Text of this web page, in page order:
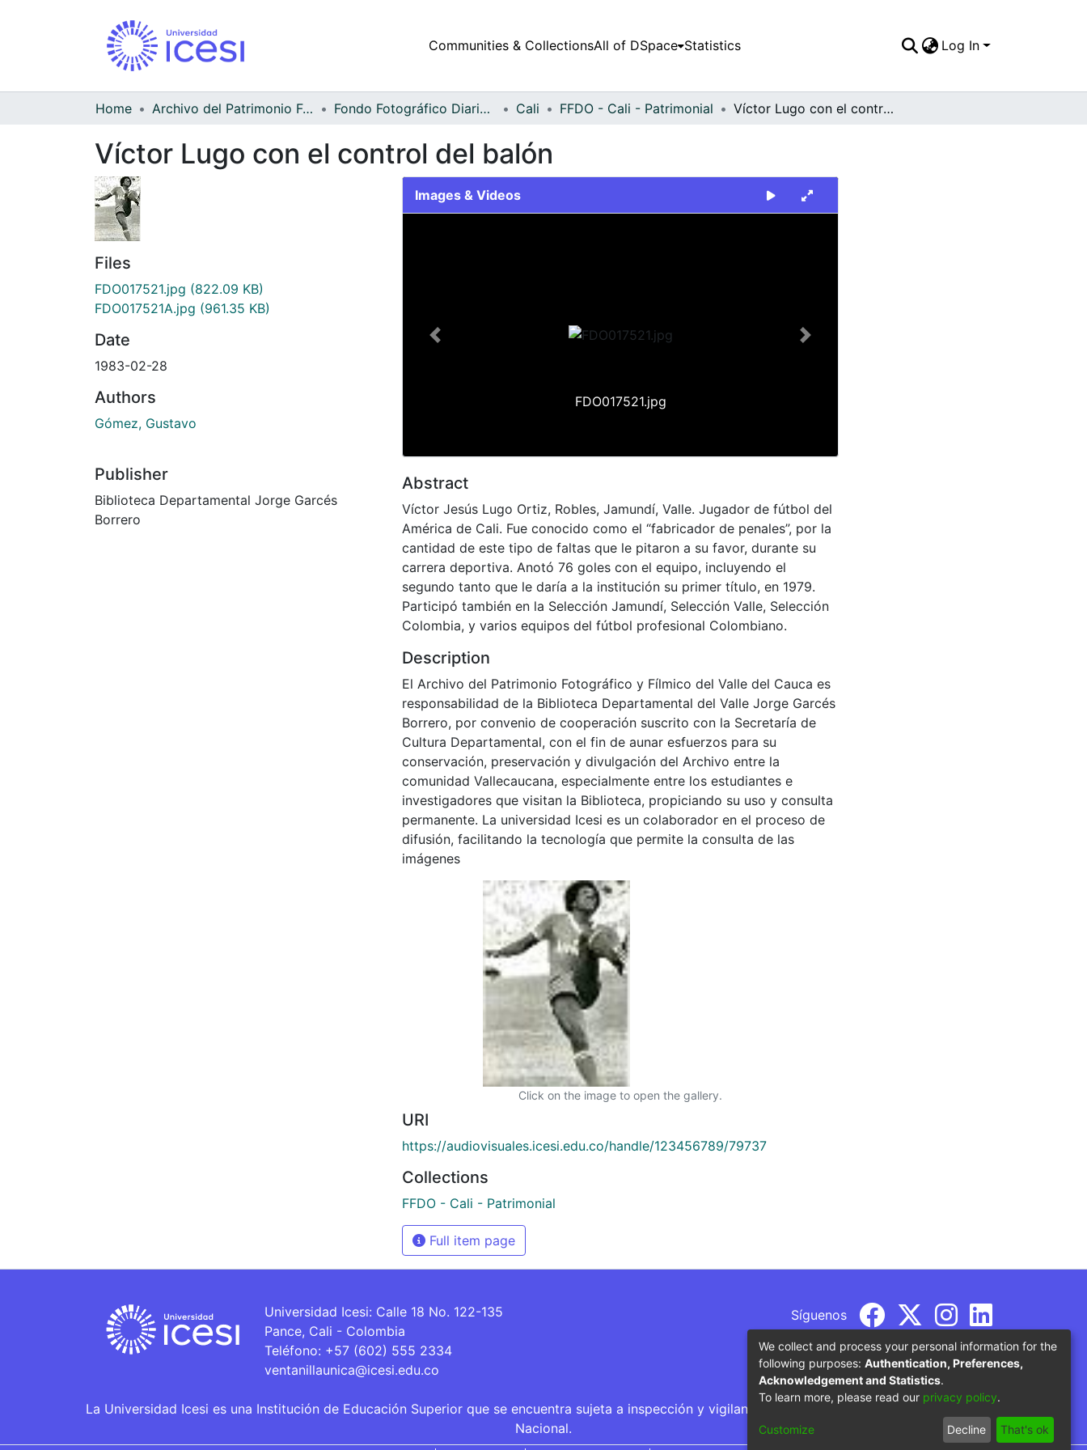
Communities & CollectionsAll of DSpace Statistics Log In
Home Archivo del Patrimonio Fotográfico y Fílmico del Valle del Cauca Fondo Fotográfico Diario Occidente Cali FFDO - Cali - Patrimonial Víctor Lugo con el control del balón
Víctor Lugo con el control del balón
Files
FDO017521.jpg (822.09 KB)
FDO017521A.jpg (961.35 KB)
Date
1983-02-28
Authors
Gómez, Gustavo
Publisher
Biblioteca Departamental Jorge Garcés
Borrero
Images & Videos
FDO017521.jpg
Previous Next
Abstract
Víctor Jesús Lugo Ortiz, Robles, Jamundí, Valle. Jugador de fútbol del
América de Cali. Fue conocido como el “fabricador de penales”, por la
cantidad de este tipo de faltas que le pitaron a su favor, durante su
carrera deportiva. Anotó 76 goles con el equipo, incluyendo el
segundo tanto que le daría a la institución su primer título, en 1979.
Participó también en la Selección Jamundí, Selección Valle, Selección
Colombia, y varios equipos del fútbol profesional Colombiano.
Description
El Archivo del Patrimonio Fotográfico y Fílmico del Valle del Cauca es
responsabilidad de la Biblioteca Departamental del Valle Jorge Garcés
Borrero, por convenio de cooperación suscrito con la Secretaría de
Cultura Departamental, con el fin de aunar esfuerzos para su
conservación, preservación y divulgación del Archivo entre la
comunidad Vallecaucana, especialmente entre los estudiantes e
investigadores que visitan la Biblioteca, propiciando su uso y consulta
permanente. La universidad Icesi es un colaborador en el proceso de
difusión, facilitando la tecnología que permite la consulta de las
imágenes
Click on the image to open the gallery.
URI
https://audiovisuales.icesi.edu.co/handle/123456789/79737
Collections
FFDO - Cali - Patrimonial
Full item page
Universidad Icesi: Calle 18 No. 122-135
Pance, Cali - Colombia
Teléfono: +57 (602) 555 2334
ventanillaunica@icesi.edu.co
Síguenos
La Universidad Icesi es una Institución de Educación Superior que se encuentra sujeta a inspección y vigilancia por parte del Ministerio de Educación
Nacional.
We collect and process your personal information for the
following purposes: Authentication, Preferences,
Acknowledgement and Statistics.
To learn more, please read our privacy policy.
Customize Decline That's ok